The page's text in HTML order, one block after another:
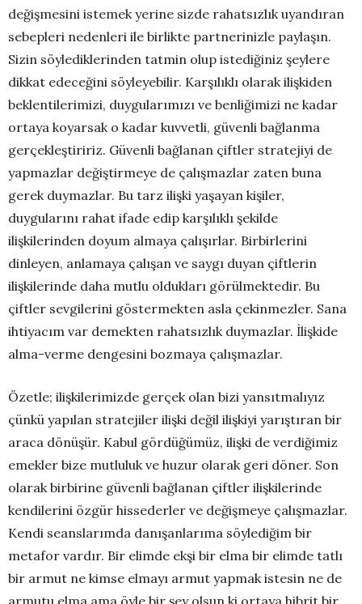
değişmesini istemek yerine sizde rahatsızlık uyandıran
sebepleri nedenleri ile birlikte partnerinizle paylaşın.
Sizin söylediklerinden tatmin olup istediğiniz şeylere
dikkat edeceğini söyleyebilir. Karşılıklı olarak ilişkiden
beklentilerimizi, duygularımızı ve benliğimizi ne kadar
ortaya koyarsak o kadar kuvvetli, güvenli bağlanma
gerçekleştiririz. Güvenli bağlanan çiftler stratejiyi de
yapmazlar değiştirmeye de çalışmazlar zaten buna
gerek duymazlar. Bu tarz ilişki yaşayan kişiler,
duygularını rahat ifade edip karşılıklı şekilde
ilişkilerinden doyum almaya çalışırlar. Birbirlerini
dinleyen, anlamaya çalışan ve saygı duyan çiftlerin
ilişkilerinde daha mutlu oldukları görülmektedir. Bu
çiftler sevgilerini göstermekten asla çekinmezler. Sana
ihtiyacım var demekten rahatsızlık duymazlar. İlişkide
alma-verme dengesini bozmaya çalışmazlar.
Özetle; ilişkilerimizde gerçek olan bizi yansıtmalıyız
çünkü yapılan stratejiler ilişki değil ilişkiyi yarıştıran bir
araca dönüşür. Kabul gördüğümüz, ilişki de verdiğimiz
emekler bize mutluluk ve huzur olarak geri döner. Son
olarak birbirine güvenli bağlanan çiftler ilişkilerinde
kendilerini özgür hissederler ve değişmeye çalışmazlar.
Kendi seanslarımda danışanlarıma söylediğim bir
metafor vardır. Bir elimde ekşi bir elma bir elimde tatlı
bir armut ne kimse elmayı armut yapmak istesin ne de